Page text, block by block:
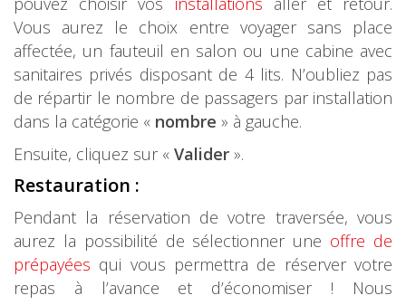
Vous aurez le choix entre voyager sans place
affectée, un fauteuil en salon ou une cabine avec
sanitaires privés disposant de 4 lits. N’oubliez pas
de répartir le nombre de passagers par installation
dans la catégorie « nombre » à gauche.
Ensuite, cliquez sur « Valider ».
Restauration :
Pendant la réservation de votre traversée, vous
aurez la possibilité de sélectionner une offre de
prépayées qui vous permettra de réserver votre
repas à l’avance et d’économiser ! Nous